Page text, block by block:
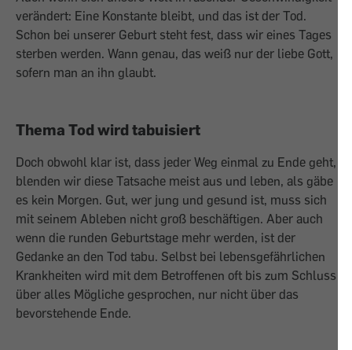
verändert: Eine Konstante bleibt, und das ist der Tod.
Schon bei unserer Geburt steht fest, dass wir eines Tages
sterben werden. Wann genau, das weiß nur der liebe Gott,
sofern man an ihn glaubt.
Thema Tod wird tabuisiert
Doch obwohl klar ist, dass jeder Weg einmal zu Ende geht,
blenden wir diese Tat­sache meist aus und leben, als gäbe
es kein Morgen. Gut, wer jung und gesund ist, muss sich
mit seinem Ableben nicht groß beschäftigen. Aber auch
wenn die runden Geburtstage mehr werden, ist der
Gedanke an den Tod tabu. Selbst bei lebensgefähr­lichen
Krankheiten wird mit dem Betroffenen oft bis zum Schluss
über alles Mögliche gesprochen, nur nicht über das
bevorstehende Ende.